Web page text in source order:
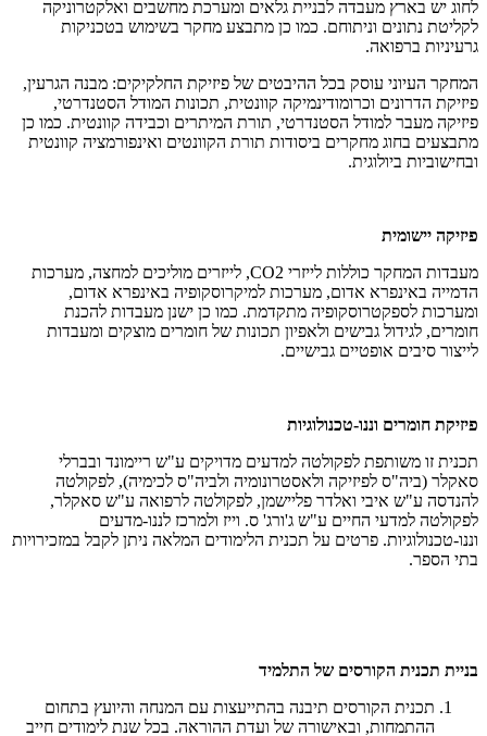
לחוג יש בארץ מעבדה לבניית גלאים ומערכת מחשבים ואלקטרוניקה
לקליטת נתונים וניתוחם. כמו כן מתבצע מחקר בשימוש בטכניקות
גרעיניות ברפואה.
המחקר העיוני עוסק בכל ההיבטים של פיזיקת החלקיקים: מבנה הגרעין,
פיזיקת הדרונים וכרומודינמיקה קוונטית, תכונות המודל הסטנדרטי,
פיזיקה מעבר למודל הסטנדרטי, תורת המיתרים וכבידה קוונטית. כמו כן
מתבצעים בחוג מחקרים ביסודות תורת הקוונטים ואינפורמציה קוונטית
ובחישוביות ביולוגית.
פיזיקה יישומית
מעבדות המחקר כוללות לייזרי CO2, לייזרים מוליכים למחצה, מערכות
הדמייה באינפרא אדום, מערכות למיקרוסקופיה באינפרא אדום,
ומערכות לספקטרוסקופיה מתקדמת. כמו כן ישנן מעבדות להכנת
חומרים, לגידול גבישים ולאפיון תכונות של חומרים מוצקים ומעבדות
לייצור סיבים אופטיים גבישיים.
פיזיקת חומרים וננו-טכנולוגיות
תכנית זו משותפת לפקולטה למדעים מדויקים ע"ש ריימונד ובברלי
סאקלר (ביה"ס לפיזיקה ולאסטרונומיה ולביה"ס לכימיה), לפקולטה
להנדסה ע"ש איבי ואלדר פליישמן, לפקולטה לרפואה ע"ש סאקלר,
לפקולטה למדעי החיים ע"ש ג'ורג' ס. וייז ולמרכז לננו-מדעים
וננו-טכנולוגיות. פרטים על תכנית הלימודים המלאה ניתן לקבל במזכירויות
בתי הספר.
בניית תכנית הקורסים של התלמיד
תכנית הקורסים תיבנה בהתייעצות עם המנחה והיועץ בתחום
ההתמחות, ובאישורה של ועדת ההוראה. בכל שנת לימודים חייב